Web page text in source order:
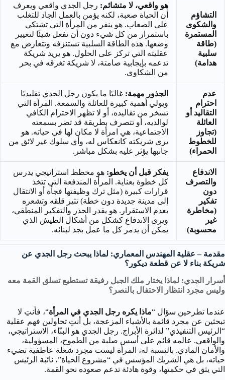
التشاؤم
والشكوى
المستمرة
(طاقة
سلبية
هدامة)
هو واقعي، لا متشائم: رجل الجدي واقعي ويعرف
أن الحياة صعبة، لكنه يؤمن بالعمل الجاد للتغلب
على الصعاب. هو ينفر من المرأة التي تشتكي
باستمرار من كل شيء دون أن تفعل شيئًا لتغيير
وضعها. هذه الطاقة السلبية تستنزفه وتتعارض مع
عقليته التي تركز على الحلول. هو يريد شريكة
تدعمه بإيجابية صامتة، لا شريكة تغرقه في بحر
من الشكاوى.
عدم
احترام
التقاليد أو
العائلة
(تجاوز
للخطوط
الحمراء)
الجذور مهمة: غالبًا ما يكون رجل الجدي تقليديًا
ويولي أهمية كبيرة للعائلة والسمعة. المرأة التي
تسخر من تقاليده، أو لا تظهر الاحترام الكافي
لوالديه، أو تتصرف بطريقة قد تضر بسمعته
الاجتماعية، هي امرأة لا مكان لها في حياته. هو
يرى شريكته كانعكاس له، وأي سلوك غير لائق من
جانبها يؤثر عليه بشكل مباشر.
الاندفاع
والتصرف
دون
تفكير
(مخاطرة
غير
محسوبة)
يفكر قبل أن يخطو: هو مخطط استراتيجي يدرس
كل خطوة بعناية. المرأة المندفعة التي تتخذ
قرارات كبيرة (مثل ترك وظيفتها فجأة أو الانتقال
إلى مدينة جديدة دون خطة) تثير قلقه وتشعره
بعدم الاستقرار. هو يقدر الحذر والتفكير المنطقي،
ويرى الاندفاع كشكل من أشكال الطيش الذي
يمكن أن يدمر كل ما عمل بجد لبنائه.
مقدمة – عقلية المهندس المعماري: لماذا يبحث رجل الجدي عن
شريكة بناء لا عن قطعة ديكور؟
أسرار الجدي: لماذا يختار ملك الجبل رفيقة تستطيع تسلق القمة معه
وليس مجرد انتظار الاحتفال بالنصر؟
عندما تطرحين سؤال “ماذا يكره رجل الجدي في المرأة“، فأنتِ لا
تبحثين عن مجرد قائمة بالأشياء المزعجة، بل أنتِ تحاولين فهم عقلية
“الرئيس التنفيذي” لدائرة الأبراج. رجل الجدي هو البنّاء، الاستراتيجي،
والواقعي. عالمه قائم على أسس صلبة من الطموح، المسؤولية،
والأمان المادي. بالنسبة له، المرأة ليست مجرد شعلة عاطفية تضيء
حياته، بل هي الشريك المؤسس في “مشروع الحياة”، نائبة الرئيس
التي يثق في حكمتها، وقوة هادئة تدعم صعوده نحو القمة.